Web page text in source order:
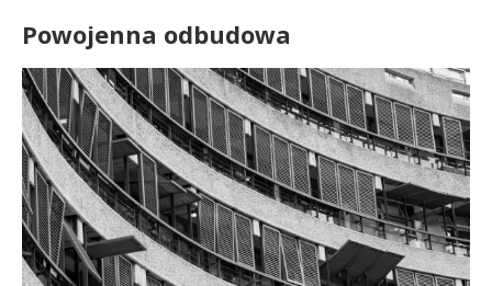
Powojenna odbudowa